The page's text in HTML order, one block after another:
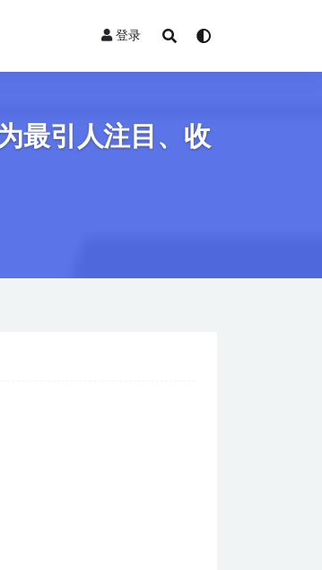
登录
最引人注目、收